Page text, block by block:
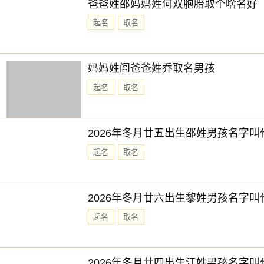
爸爸姓邵妈妈姓何双胞胎取个啥名好
起名 取名
妈妈姓阎爸爸姓乔取名男孩
起名 取名
2026年冬月廿五出生邵姓男孩名字叫
起名 取名
2026年冬月廿六出生黎姓男孩名字叫
起名 取名